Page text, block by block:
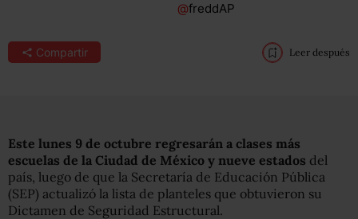
@freddAP
Compartir Leer después
Este lunes 9 de octubre regresarán a clases más
escuelas de la Ciudad de México y nueve estados del
país, luego de que la Secretaría de Educación Pública
(SEP) actualizó la lista de planteles que obtuvieron su
Dictamen de Seguridad Estructural.